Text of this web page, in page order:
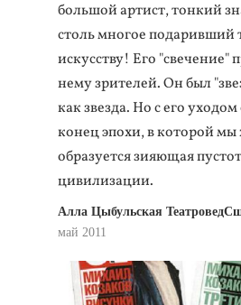
большой артист, тонкий
столь многое подаривший
искусству! Его "свечение"
нему зрителей. Он был
как звезда. Но с его
конец эпохи, в которой
образуется зияющая
цивилизации.
Алла Цыбульская
май 2011